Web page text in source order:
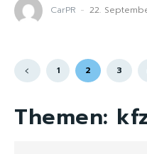
CarPR - 22.
1 2 3
Themen: